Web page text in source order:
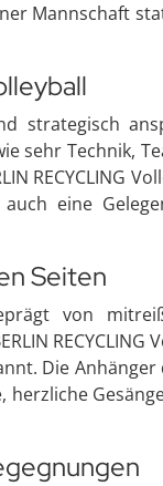
Mannschaft
strategisch
sehr Technik,
RECYCLING
eine
Seiten
von
Die